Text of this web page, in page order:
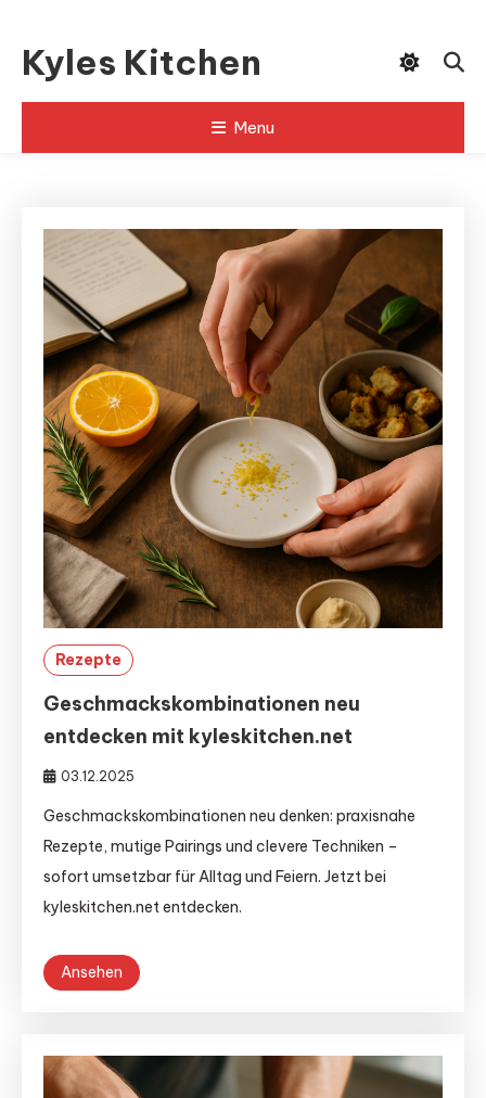
Content
Kyles Kitchen
Menu
Rezepte
Geschmackskombinationen neu
entdecken mit kyleskitchen.net
03.12.2025
Geschmackskombinationen neu denken: praxisnahe
Rezepte, mutige Pairings und clevere Techniken –
sofort umsetzbar für Alltag und Feiern. Jetzt bei
kyleskitchen.net entdecken.
Ansehen